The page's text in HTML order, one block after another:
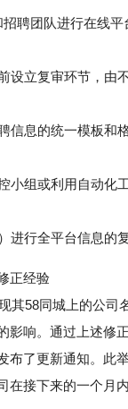
聘团队进行在线
立复审环节，由不
息的统一模板和格
组或利用自动化工
行全平台信息的复
正经验
58同城上的公司
影响。通过上述修
布了更新通知。此
接下来的一个月